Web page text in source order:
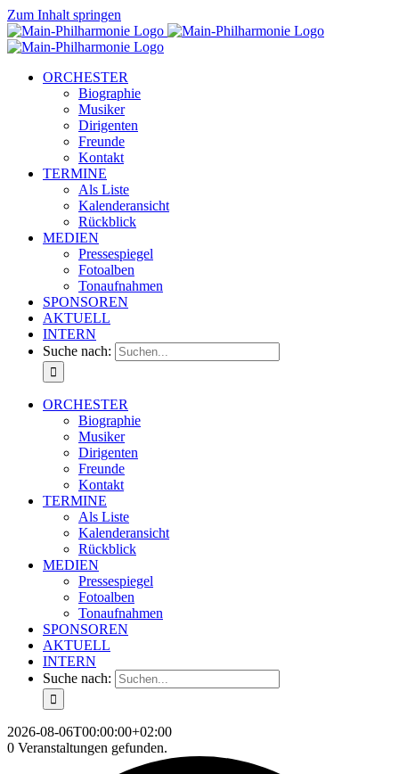
Zum Inhalt springen
ORCHESTER
Biographie
Musiker
Dirigenten
Freunde
Kontakt
TERMINE
Als Liste
Kalenderansicht
Rückblick
MEDIEN
Pressespiegel
Fotoalben
Tonaufnahmen
SPONSOREN
AKTUELL
INTERN
Suche nach:
ORCHESTER
Biographie
Musiker
Dirigenten
Freunde
Kontakt
TERMINE
Als Liste
Kalenderansicht
Rückblick
MEDIEN
Pressespiegel
Fotoalben
Tonaufnahmen
SPONSOREN
AKTUELL
INTERN
Suche nach:
2026-08-06T00:00:00+02:00
0 Veranstaltungen gefunden.